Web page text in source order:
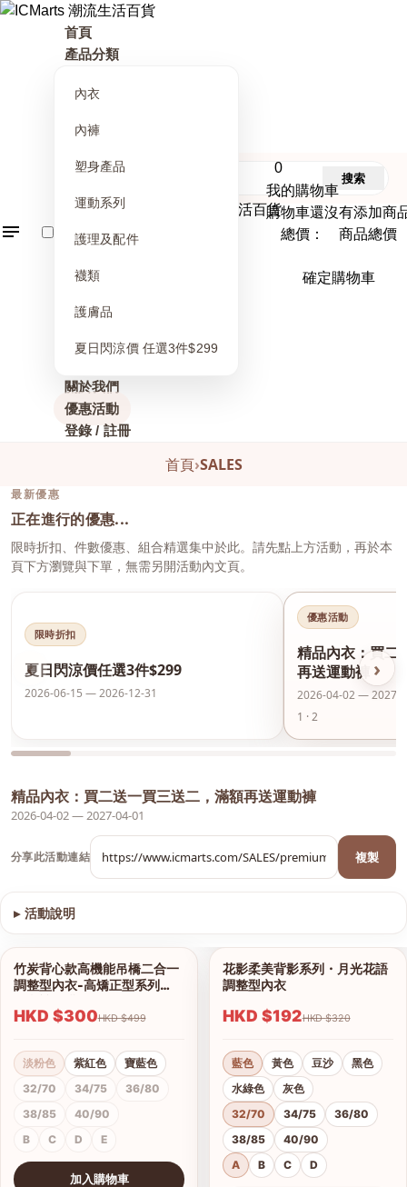
首頁
產品分類
內衣
內褲
塑身產品
運動系列
護理及配件
襪類
護膚品
夏日閃涼價 任選3件$299
關於我們
優惠活動
登錄 / 註冊
0
我的購物車
購物車還沒有添加商
總價： 商品總價
確定購物車
搜索
首頁›SALES
最新優惠
正在進行的優惠...
限時折扣、件數優惠、組合精選集中於此。請先點上方活動，再於本
頁下方瀏覽與下單，無需另開活動內文頁。
‹ ›
限時折扣
夏日閃涼價任選3件$299
2026-06-15 — 2026-12-31
優惠活動
精品內衣：買二
再送運動褲
2026-04-02 — 2027-
1 · 2
精品內衣：買二送一買三送二，滿額再送運動褲
2026-04-02 — 2027-04-01
分享此活動連結 複製
▸ 活動說明
1/13
查看圖片
竹炭背心款高機能吊橋二合一
調整型內衣-高矯正型系列
HKD $300 HKD $499
淡粉色 紫紅色
寶藍色
32/70
34/75
36/80
38/85
40/90
B
C D E
加入購物車
1/18
花影柔美背影系列・月光花語
調整型內衣
HKD $192 HKD $320
藍色 黃色 豆沙
黑色
水綠色
灰色
32/70
34/75
36/80
38/85
40/90
A
B C D